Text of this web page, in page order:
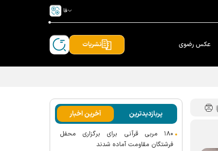
فا
عکس رضوی نشریات
پربازدیدترین آخرین اخبار
۱۸۰ مربی قرآنی برای برگزاری محفل
فرشتگان مقاومت آماده شدند